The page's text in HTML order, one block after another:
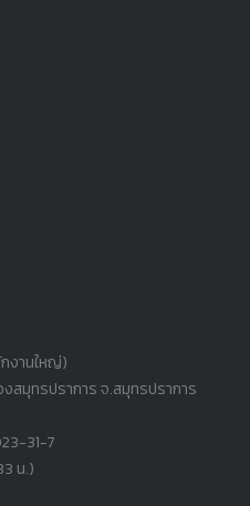
งานใหญ่)
งสมุทรปราการ จ.สมุทรปราการ
31-7
น.)